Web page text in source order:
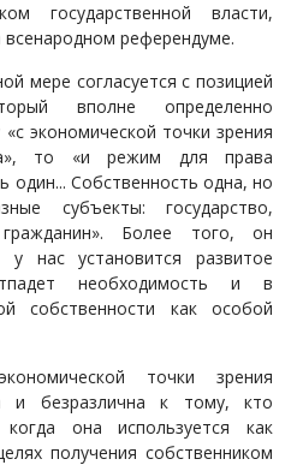
государственной власти,
референдуме.
мере согласуется с позицией
вполне определенно
экономической точки зрения
то «и режим для права
один... Собственность одна, но
субъекты: государство,
Более того, он
у нас установится развитое
необходимость и в
собственности как особой
точки зрения
и безразлична к тому, кто
она используется как
получения собственником